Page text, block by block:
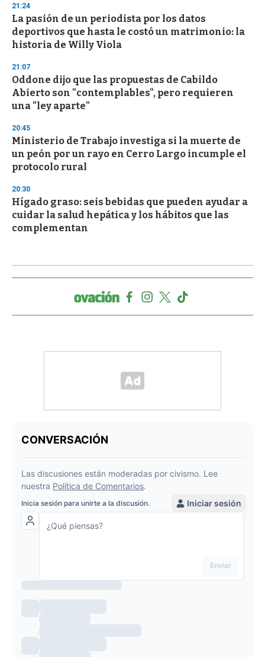
21:24
La pasión de un periodista por los datos
deportivos que hasta le costó un matrimonio: la
historia de Willy Viola
21:07
Oddone dijo que las propuestas de Cabildo
Abierto son "contemplables", pero requieren
una "ley aparte"
20:45
Ministerio de Trabajo investiga si la muerte de
un peón por un rayo en Cerro Largo incumple el
protocolo rural
20:30
Hígado graso: seis bebidas que pueden ayudar a
cuidar la salud hepática y los hábitos que las
complementan